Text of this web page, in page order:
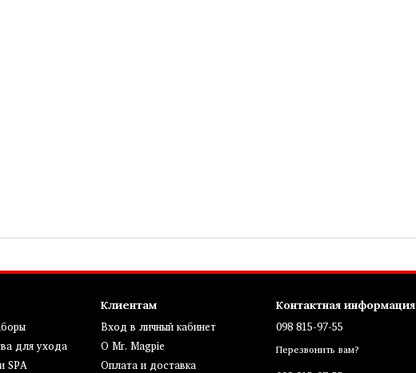
для ухода
SPA
Клиентам
Вход в личный кабинет
О Mr. Magpie
Оплата и доставка
Контактная информация
098 815-97-55
Перезвонить вам?